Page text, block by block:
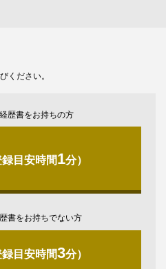
ください。
歴書をお持ちの方
目安時間1分）
書をお持ちでない方
目安時間3分）